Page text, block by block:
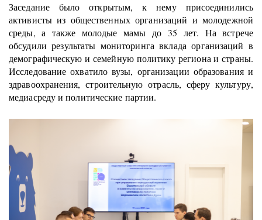
Заседание было открытым, к нему присоединились
активисты из общественных организаций и молодежной
среды, а также молодые мамы до 35 лет. На встрече
обсудили результаты мониторинга вклада организаций в
демографическую и семейную политику региона и страны.
Исследование охватило вузы, организации образования и
здравоохранения, строительную отрасль, сферу культуру,
медиасреду и политические партии.